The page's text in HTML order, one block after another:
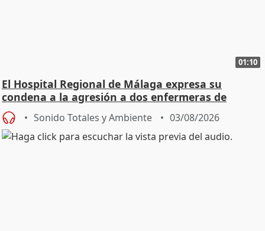
01:10
El Hospital Regional de Málaga expresa su
condena a la agresión a dos enfermeras de
Urgencias
Sonido Totales y Ambiente 03/08/2026